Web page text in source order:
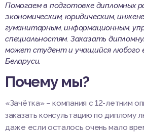
Помогаем в подготовке дипломных
экономическим, юридическим,
гуманитарным, информационным,
специальностям. Заказать
может студент и учащийся любого
Беларуси.
Почему мы?
«Зачётка» – компания с 12-летним
заказать консультацию по диплому
даже если осталось очень мало